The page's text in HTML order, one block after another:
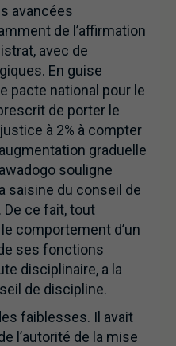
avancées
de l’affirmation
avec de
En guise
pacte national pour le
de porter le
à 2% à compter
graduelle
souligne
saisine du conseil de
ce fait, tout
comportement d’un
ses fonctions
disciplinaire, a la
de discipline.
faiblesses. Il avait
l’autorité de la mise